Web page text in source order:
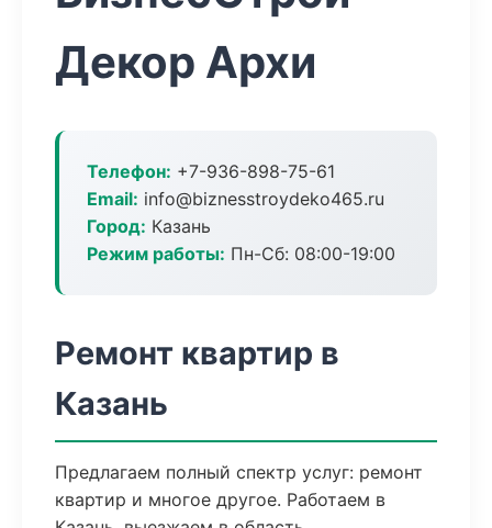
Декор Архи
Телефон: +7-936-898-75-61
Email: info@biznesstroydeko465.ru
Город: Казань
Режим работы: Пн-Сб: 08:00-19:00
Ремонт квартир в
Казань
Предлагаем полный спектр услуг: ремонт
квартир и многое другое. Работаем в